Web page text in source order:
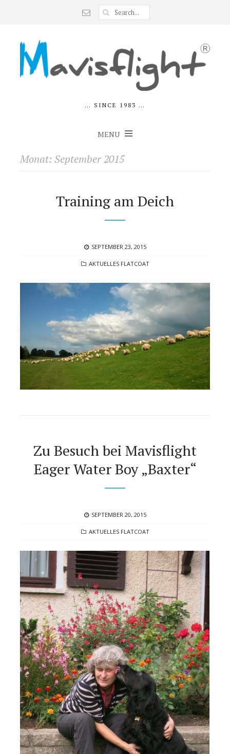
… SINCE 1983 …
MENU
Monat: September 2015
Training am Deich
POSTED
SEPTEMBER 23, 2015
CATEGORIES
AKTUELLES FLATCOAT
Zu Besuch bei Mavisflight
Eager Water Boy „Baxter“
POSTED
SEPTEMBER 20, 2015
CATEGORIES
AKTUELLES FLATCOAT